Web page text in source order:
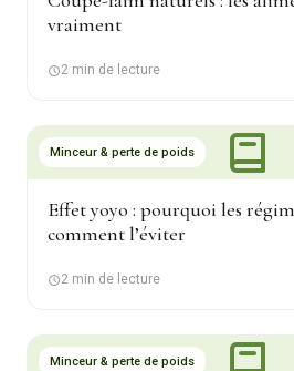
vraiment
2 min de lecture
Minceur & perte de poids
Effet yoyo : pourquoi les
comment l’éviter
2 min de lecture
Minceur & perte de poids